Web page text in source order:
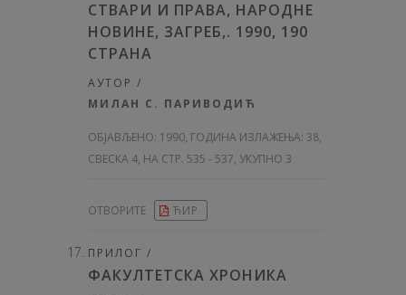
СТВАРИ И ПРАВА, НАРОДНЕ
НОВИНЕ, ЗАГРЕБ,. 1990, 190
СТРАНА
АУТОР /
МИЛАН С. ПАРИВОДИЋ
ОБЈАВЉЕНО: 1990, ГОДИНА ИЗЛАЖЕЊА: 38,
СВЕСКА 4, НА СТР. 535 - 537, УКУПНО 3
ОТВОРИТЕ ЋИР
ПРИЛОГ /
ФАКУЛТЕТСКА ХРОНИКА